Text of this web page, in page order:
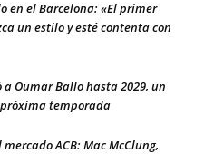
en el Barcelona: «El primer
un estilo y esté contenta con
Oumar Ballo hasta 2029, un
temporada
ACB: Mac McClung,